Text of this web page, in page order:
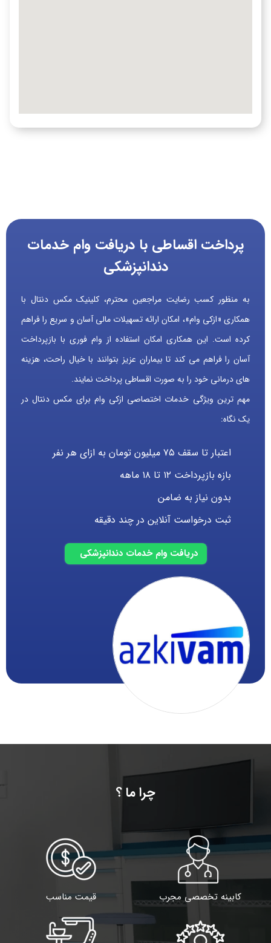
پرداخت اقساطی با دریافت وام خدمات
دندانپزشکی
به منظور کسب رضایت مراجعین محترم، کلینیک مکس دنتال با
همکاری «ازکی وام»، امکان ارائه تسهیلات مالی آسان و سریع را فراهم
کرده است. این همکاری امکان استفاده از وام فوری با بازپرداخت
آسان را فراهم می کند تا بیماران عزیز بتوانند با خیال راحت، هزینه
های درمانی خود را به صورت اقساطی پرداخت نمایند.
مهم ترین ویژگی خدمات اختصاصی ازکی وام برای مکس دنتال در
یک نگاه:
اعتبار تا سقف ۷۵ میلیون تومان به ازای هر نفر
بازه بازپرداخت ۱۲ تا ۱۸ ماهه
بدون نیاز به ضامن
ثبت درخواست آنلاین در چند دقیقه
دریافت وام خدمات دندانپزشکی
چرا ما ؟
کابینه‌ تخصصی مجرب قیمت مناسب